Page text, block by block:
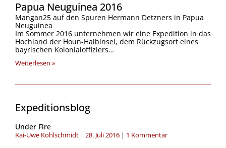
Papua Neuguinea 2016
Mangan25 auf den Spuren Hermann Detzners in Papua
Neuguinea
Im Sommer 2016 unternehmen wir eine Expedition in das
Hochland der Houn-Halbinsel, dem Rückzugsort eines
bayrischen Kolonialoffiziers…
Weiterlesen »
Expeditionsblog
Under Fire
Kai-Uwe Kohlschmidt 28. Juli 2016 1 Kommentar